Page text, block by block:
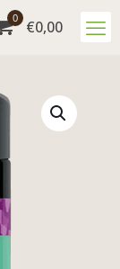
0 €0,00